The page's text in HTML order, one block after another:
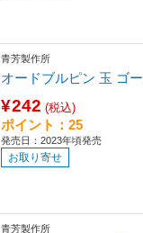
青芳製作所
オードブルピン 玉 ゴ
¥242 (税込)
ポイント：25
発売日：2023年頃発売
お取り寄せ
青芳製作所